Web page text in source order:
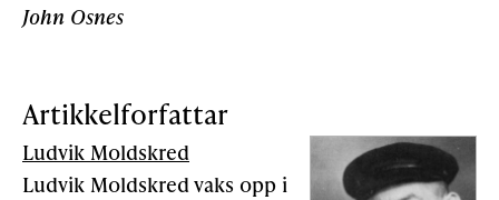
John Osnes
Artikkelforfattar
Ludvik Moldskred
Ludvik Moldskred vaks opp i